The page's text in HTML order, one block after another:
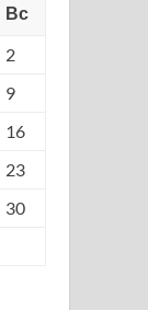
Вс
2
9
16
23
30